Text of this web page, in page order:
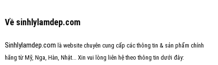
Về sinhlylamdep.com
Sinhlylamdep.com là website chuyên cung cấp các thông tin & sản phẩm chính
hãng từ Mỹ, Nga, Hàn, Nhật... Xin vui lòng liên hệ theo thông tin dưới đây: